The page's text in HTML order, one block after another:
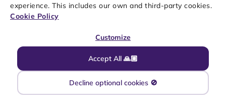
experience. This includes our own and third-party cookies.
Cookie Policy
Accept All 🙏🏼
Customize
Decline optional cookies 🚫
E-MAILS DE CARRINHO ABANDONADO PODEM SER O EMPURRÃO
QUE FALTAVA PARA SEU CLIENTE FECHAR A COMPRA. FONTE: